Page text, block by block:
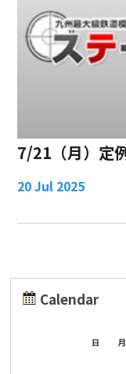
7/21（月）定
20 Jul 2025
Calendar
日 月